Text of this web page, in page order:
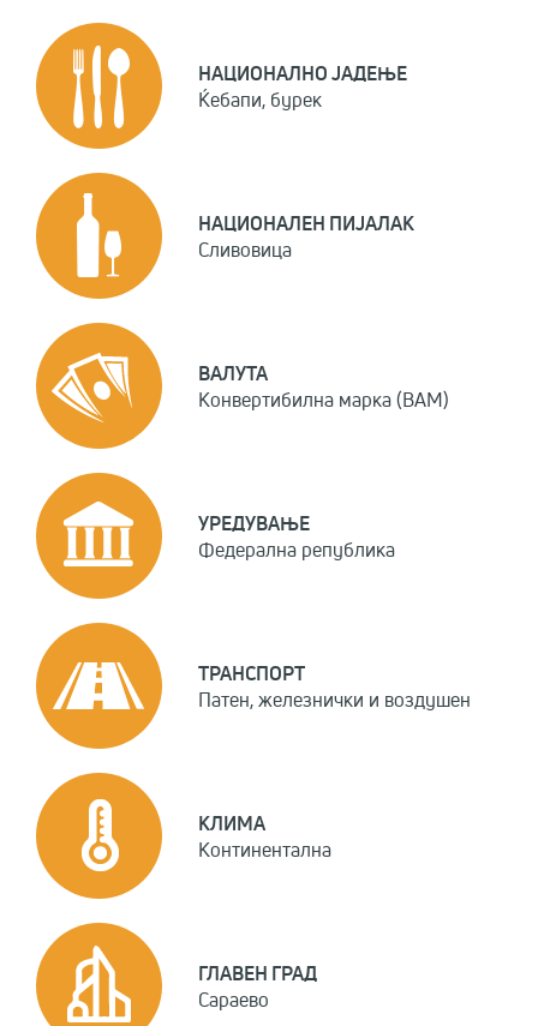
НАЦИОНАЛНО ЈАДЕЊЕ
Ќебапи, бурек
НАЦИОНАЛЕН ПИЈАЛАК
Сливовица
ВАЛУТА
Конвертибилна марка (BAM)
УРЕДУВАЊЕ
Федерална република
ТРАНСПОРТ
Патен, железнички и воздушен
КЛИМА
Континентална
ГЛАВЕН ГРАД
Сараево